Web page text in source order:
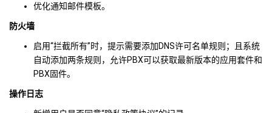
优化通知邮件模板。
防火墙
启用“拦截所有”时，提示需要添加DNS许可名单规则；且系统
自动添加两条规则，允许PBX可以获取最新版本的应用套件和
PBX固件。
操作日志